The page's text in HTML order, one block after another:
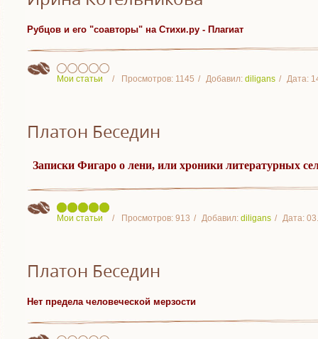
Рубцов и его "соавторы" на Стихи.ру - Плагиат
Мои статьи Просмотров: 1145 Добавил: diligans Дата:
Платон Беседин
Записки Фигаро о лени, или хроники литературных
Мои статьи Просмотров: 913 Добавил: diligans Дата:
Платон Беседин
Нет предела человеческой мерзости